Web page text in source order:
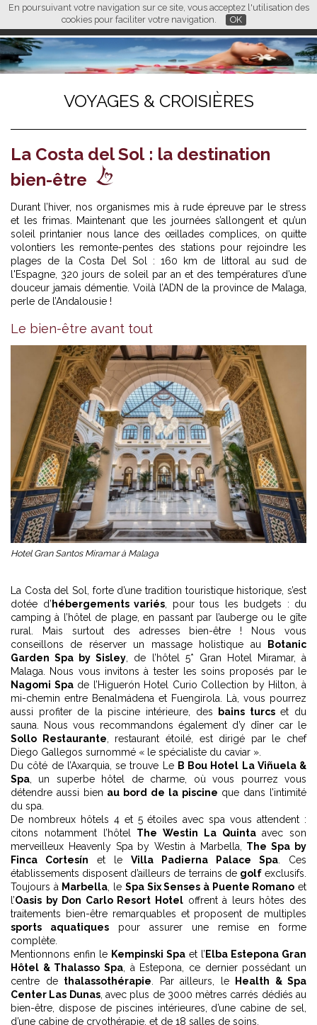
En poursuivant votre navigation sur ce site, vous acceptez l'utilisation des
cookies pour faciliter votre navigation.
OK
FR EN CN
L M
VOYAGES & CROISIÈRES
La Costa del Sol : la destination
bien-être
Durant l’hiver, nos organismes mis à rude épreuve par le stress
et les frimas. Maintenant que les journées s’allongent et qu’un
soleil printanier nous lance des œillades complices, on quitte
volontiers les remonte-pentes des stations pour rejoindre les
plages de la Costa Del Sol : 160 km de littoral au sud de
l'Espagne, 320 jours de soleil par an et des températures d’une
douceur jamais démentie. Voilà l’ADN de la province de Malaga,
perle de l’Andalousie !
Le bien-être avant tout
Hotel Gran Santos Miramar à Malaga
La Costa del Sol, forte d’une tradition touristique historique, s’est
dotée d’ hébergements variés , pour tous les budgets : du
camping à l’hôtel de plage, en passant par l’auberge ou le gîte
rural. Mais surtout des adresses bien-être ! Nous vous
conseillons de réserver un massage holistique au
Botanic
Garden Spa by Sisley , de l’hôtel 5* Gran Hotel Miramar, à
Malaga. Nous vous invitons à tester les soins proposés par le
Nagomi Spade l’Higuerón Hotel Curio Collection by Hilton, à
mi-chemin entre Benalmádena et Fuengirola. Là, vous pourrez
aussi profiter de la piscine intérieure, des
bains turcset du
sauna. Nous vous recommandons également d’y dîner car le
Sollo Restaurante , restaurant étoilé, est dirigé par le chef
Diego Gallegos surnommé « le spécialiste du caviar ».
Du côté de l’Axarquia, se trouve Le B Bou Hotel La Viñuela &
Spa , un superbe hôtel de charme, où vous pourrez vous
détendre aussi bien au bord de la piscine que dans l’intimité
du spa.
De nombreux hôtels 4 et 5 étoiles avec spa vous attendent :
citons notamment l’hôtel The Westin La Quintaavec son
merveilleux Heavenly Spa by Westin à Marbella, The Spa by
Finca Cortesín et le Villa Padierna Palace Spa . Ces
établissements disposent d’ailleurs de terrains de golfexclusifs.
Toujours à Marbella , le Spa Six Senses à Puente Romano et
l’Oasis by Don Carlo Resort Hotel offrent à leurs hôtes des
traitements bien-être remarquables et proposent de multiples
sports aquatiques pour assurer une remise en forme
complète.
Mentionnons enfin le Kempinski Spa et l’ Elba Estepona Gran
Hôtel & Thalasso Spa , à Estepona, ce dernier possédant un
centre de thalassothérapie . Par ailleurs, le
Health & Spa
Center Las Dunas, avec plus de 3000 mètres carrés dédiés au
bien-être, dispose de piscines intérieures, d’une cabine de sel,
d’une cabine de cryothérapie, et de 18 salles de soins.